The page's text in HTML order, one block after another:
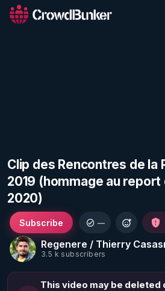
Clip des Rencontres de la
2019 (hommage au
2020)
Regenere / Thierry
3.5 k subscribers
Subscribe —
This video may be deleted